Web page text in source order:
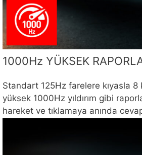
1000Hz YÜKSEK
Standart 125Hz farelere kıyasla
yüksek 1000Hz yıldırım gibi
hareket ve tıklamaya anında